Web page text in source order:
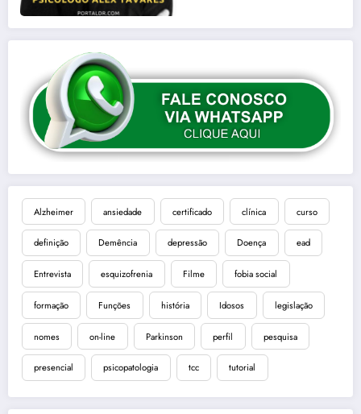
Alzheimer ansiedade certificado clínica curso
definição Demência depressão Doença ead
Entrevista esquizofrenia Filme fobia social
formação Funções história Idosos legislação
nomes on-line Parkinson perfil pesquisa
presencial psicopatologia tcc tutorial